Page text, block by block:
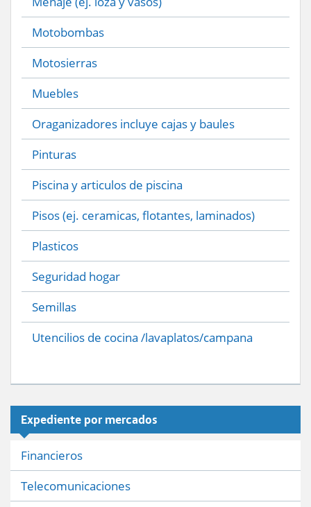
Motobombas
Motosierras
Muebles
Oraganizadores incluye cajas y baules
Pinturas
Piscina y articulos de piscina
Pisos (ej. ceramicas, flotantes, laminados)
Plasticos
Seguridad hogar
Semillas
Utencilios de cocina /lavaplatos/campana
Expediente por mercados
Financieros
Telecomunicaciones